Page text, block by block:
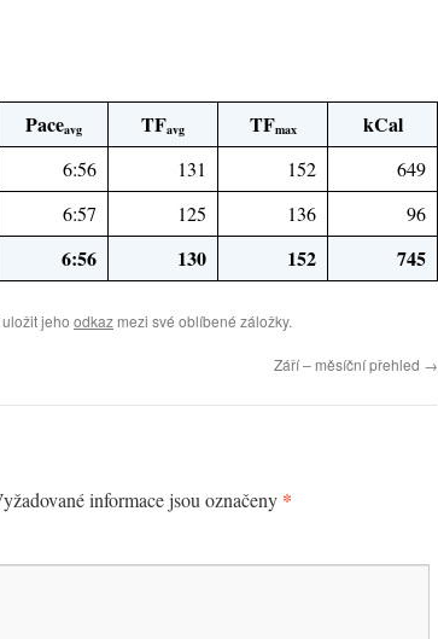
Paceavg TFavg TFmax kCal
6:56 131 152
649
6:57 125 136 96
6:56 130 152 745
jeho odkaz mezi své oblíbené záložky.
Září – měsíční přehled →
informace jsou označeny *